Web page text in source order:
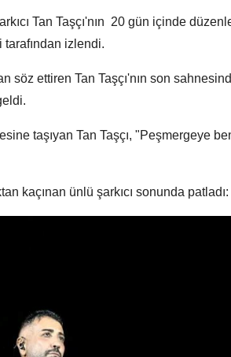
Tan Taşçı'nın 20 gün içinde
izlendi.
söz ettiren Tan Taşçı'nın son
taşıyan Tan Taşçı, "Peşmergeye
kaçınan ünlü şarkıcı sonunda patladı: